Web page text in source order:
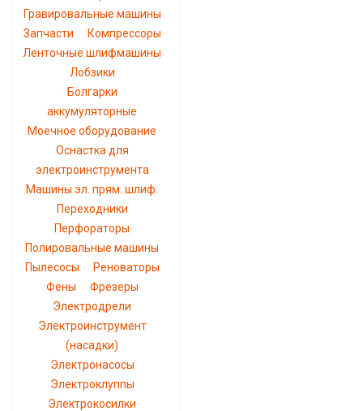
Гравировальные машины
Запчасти
Компрессоры
Ленточные шлифмашины
Лобзики
Болгарки
аккумуляторные
Моечное оборудование
Оснастка для
электроинструмента
Машины эл. прям. шлиф.
Переходники
Перфораторы
Полировальные машины
Пылесосы
Реноваторы
Фены
Фрезеры
Электродрели
Электроинструмент
(насадки)
Электронасосы
Электроклуппы
Электрокосилки